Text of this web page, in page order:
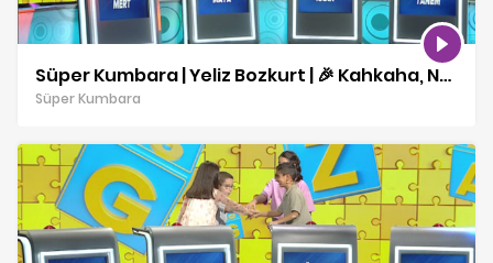
Süper Kumbara | Yeliz Bozkurt | 🎉 Kahkaha, Neşe ve Sürprizler! | 21 12 2025
Süper Kumbara